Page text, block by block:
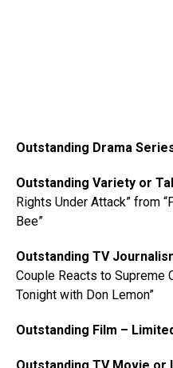
Outstanding Drama
Outstanding Variety or
Rights Under Attack” from
Bee”
Outstanding TV
Couple Reacts to Supreme
Tonight with Don Lemon”
Outstanding Film –